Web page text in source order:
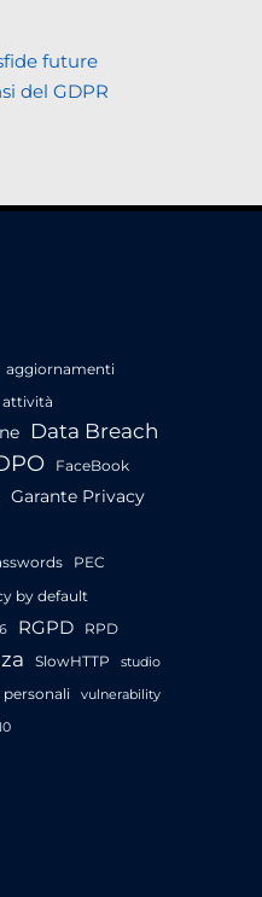
future
del GDPR
aggiornamenti
attività
Data Breach
FaceBook
Garante Privacy
PEC
by default
RGPD RPD
SlowHTTP studio
vulnerability